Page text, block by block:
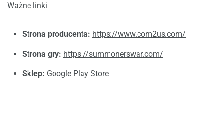
Ważne linki
Strona producenta: https://www.com2us.com/
Strona gry: https://summonerswar.com/
Sklep: Google Play Store